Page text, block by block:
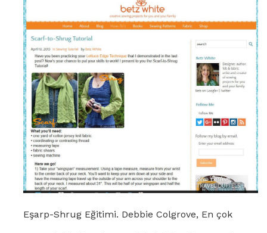
Eşarp-Shrug Eğitimi. Debbie Colgrove, En çok